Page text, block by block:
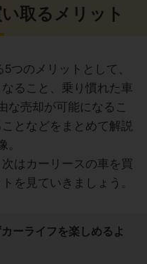
取るメリット
はカーリースの車を買
を見ていきましょう。
ーライフを楽しめるよ